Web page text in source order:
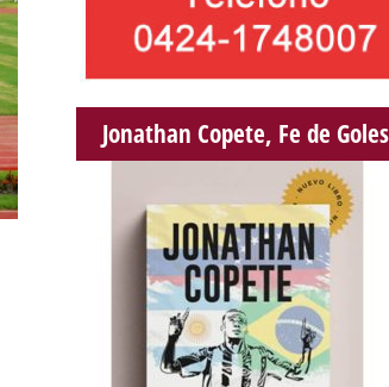
Jonathan Copete, Fe de Goles